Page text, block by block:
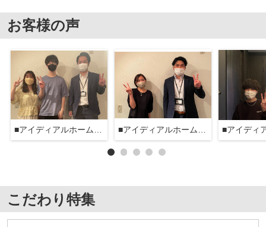
お客様の声
■アイディアルホーム大森本店■ ■アイディアルホーム大森本店■
こだわり特集